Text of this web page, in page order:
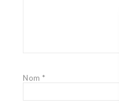
Nom *